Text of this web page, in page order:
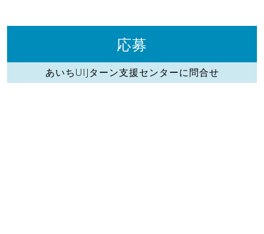
応募
あいちUIJターン支援センターに問合せ